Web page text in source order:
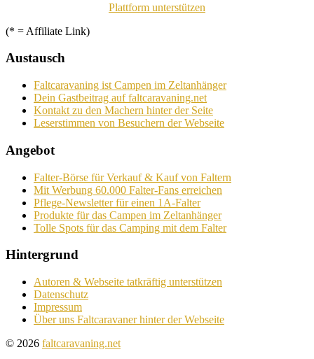
Plattform unterstützen
(* = Affiliate Link)
Austausch
Faltcaravaning ist Campen im Zeltanhänger
Dein Gastbeitrag auf faltcaravaning.net
Kontakt zu den Machern hinter der Seite
Leserstimmen von Besuchern der Webseite
Angebot
Falter-Börse für Verkauf & Kauf von Faltern
Mit Werbung 60.000 Falter-Fans erreichen
Pflege-Newsletter für einen 1A-Falter
Produkte für das Campen im Zeltanhänger
Tolle Spots für das Camping mit dem Falter
Hintergrund
Autoren & Webseite tatkräftig unterstützen
Datenschutz
Impressum
Über uns Faltcaravaner hinter der Webseite
© 2026 faltcaravaning.net